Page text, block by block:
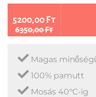
5200,00 Ft
6350,00 Ft
Magas
100% pamutt
Mosás 40°C-ig